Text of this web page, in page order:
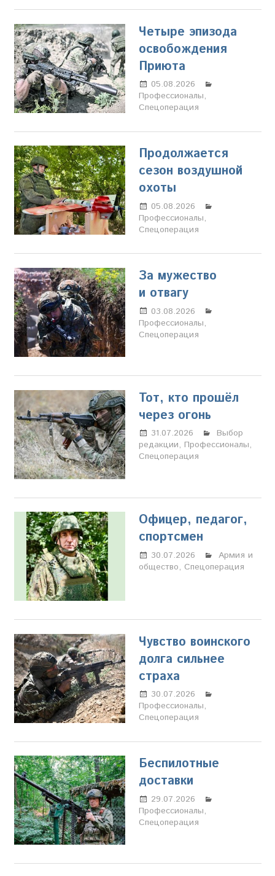
Четыре эпизода
освобождения
Приюта
05.08.2026
Щербакова
Профессионалы,
Спецоперация
Продолжается
сезон воздушной
охоты
05.08.2026
Щербакова
Профессионалы,
Спецоперация
За мужество
и отвагу
03.08.2026
Щербакова
Профессионалы,
Спецоперация
Тот, кто прошёл
через огонь
31.07.2026
Настя
Свиридова
Выбор
редакции, Профессионалы,
Спецоперация
Офицер, педагог,
спортсмен
30.07.2026
Марина
Щербакова
Армия и
общество, Спецоперация
Чувство воинского
долга сильнее
страха
30.07.2026
Щербакова
Профессионалы,
Спецоперация
Беспилотные
доставки
29.07.2026
Щербакова
Профессионалы,
Спецоперация